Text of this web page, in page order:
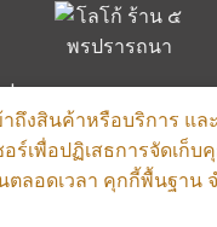
าถึงสินค้าหรือบริการ
พื่อปฏิเสธการจัดเก็บ
ลอดเวลา คุกกี้พื้นฐาน